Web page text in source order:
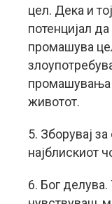
цел. Дека и
потенцијал
промашува
промашувања
животот.
5. Зборувај
најблискиот
6. Бог